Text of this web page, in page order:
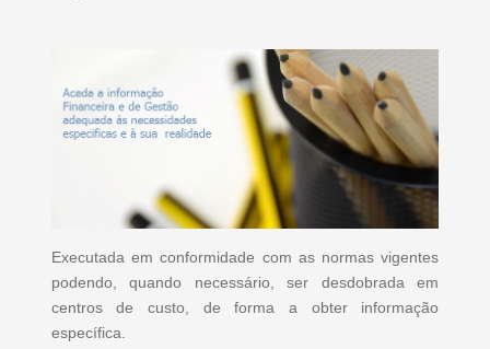
Executada em conformidade com as normas vigentes
podendo, quando necessário, ser desdobrada em
centros de custo, de forma a obter informação
específica.